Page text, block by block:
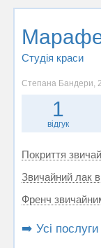
Студія краси
Степана Бандери,
1
відгук
Покриття
Звичайний лак
Френч
➡️ Усі послуги